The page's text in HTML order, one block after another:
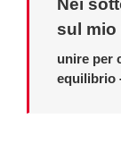
sul mio
unire per
equilibrio